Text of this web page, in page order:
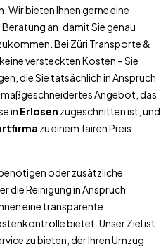
bieten Ihnen gerne eine
an, damit Sie genau
Bei Züri Transporte &
versteckten Kosten – Sie
die Sie tatsächlich in Anspruch
maßgeschneidertes Angebot, das
in Erlosen zugeschnitten ist, und
zu einem fairen Preis
oder zusätzliche
die Reinigung in Anspruch
eine transparente
bietet. Unser Ziel ist
zu bieten, der Ihren Umzug